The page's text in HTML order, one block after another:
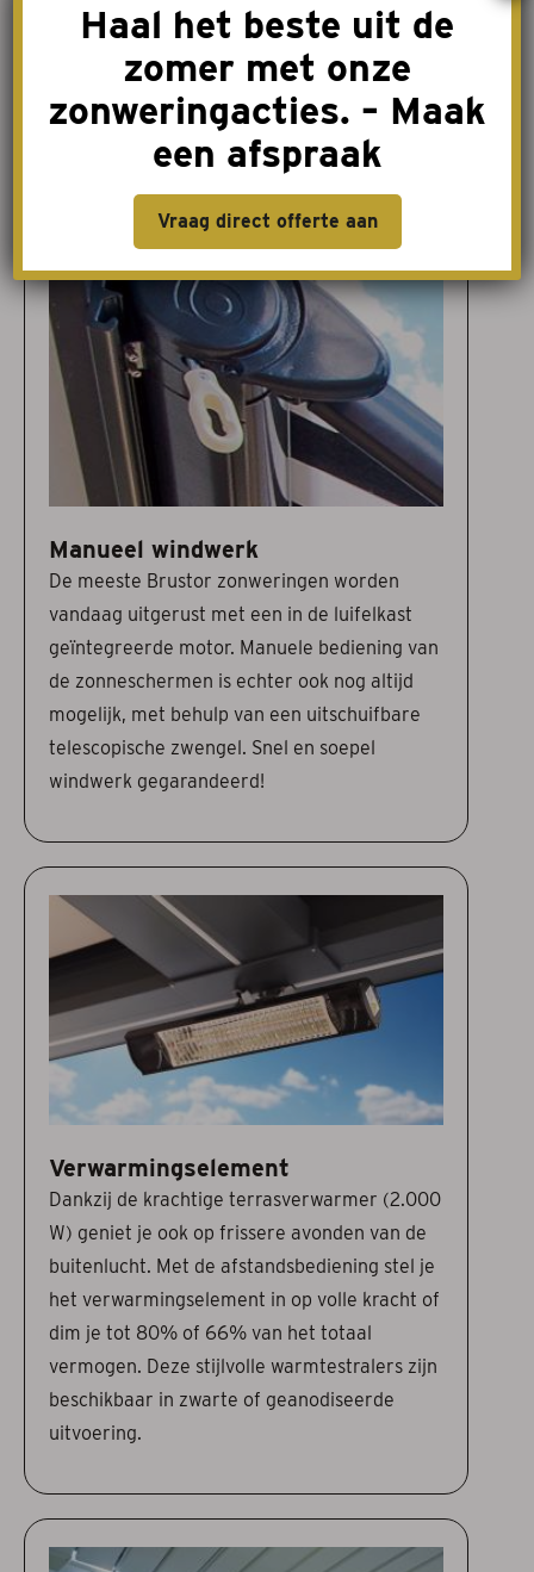
LED onder cassette
Manueel windwerk
De meeste Brustor zonweringen worden
vandaag uitgerust met een in de luifelkast
geïntegreerde motor. Manuele bediening van
de zonneschermen is echter ook nog altijd
mogelijk, met behulp van een uitschuifbare
telescopische zwengel. Snel en soepel
windwerk gegarandeerd!
Verwarmingselement
Dankzij de krachtige terrasverwarmer (2.000
W) geniet je ook op frissere avonden van de
buitenlucht. Met de afstandsbediening stel je
het verwarmingselement in op volle kracht of
dim je tot 80% of 66% van het totaal
vermogen. Deze stijlvolle warmtestralers zijn
beschikbaar in zwarte of geanodiseerde
uitvoering.
Haal het beste uit de
zomer met onze
zonweringacties. – Maak
een afspraak
Vraag direct offerte aan